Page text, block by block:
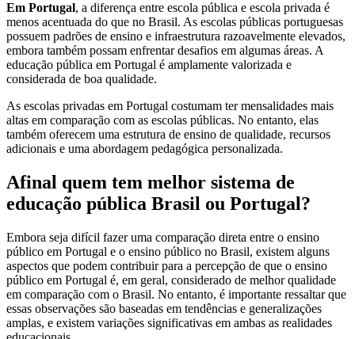
Em Portugal, a diferença entre escola pública e escola privada é
menos acentuada do que no Brasil. As escolas públicas portuguesas
possuem padrões de ensino e infraestrutura razoavelmente elevados,
embora também possam enfrentar desafios em algumas áreas. A
educação pública em Portugal é amplamente valorizada e
considerada de boa qualidade.
As escolas privadas em Portugal costumam ter mensalidades mais
altas em comparação com as escolas públicas. No entanto, elas
também oferecem uma estrutura de ensino de qualidade, recursos
adicionais e uma abordagem pedagógica personalizada.
Afinal quem tem melhor sistema de
educação pública Brasil ou Portugal?
Embora seja difícil fazer uma comparação direta entre o ensino
público em Portugal e o ensino público no Brasil, existem alguns
aspectos que podem contribuir para a percepção de que o ensino
público em Portugal é, em geral, considerado de melhor qualidade
em comparação com o Brasil. No entanto, é importante ressaltar que
essas observações são baseadas em tendências e generalizações
amplas, e existem variações significativas em ambas as realidades